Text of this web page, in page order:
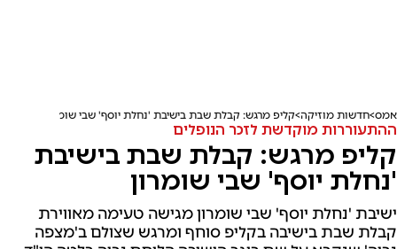
אמס חדשות מוזיקה קליפ מרגש: קבלת שבת בישיבת 'נחלת יוסף' שבי שומרון
ההתעוררות מוקדשת לזכר הנופלים
קליפ מרגש: קבלת שבת בישיבת
'נחלת יוסף' שבי שומרון
ישיבת 'נחלת יוסף' שבי שומרון מגישה טעימה מאווירת
קבלת שבת בישיבה בקליפ סוחף ומרגש שצולם ב'מצפה